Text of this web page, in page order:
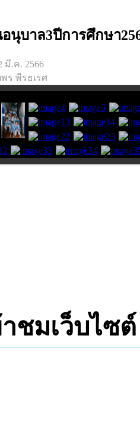
นุบาล3ปีการศึกษา
มี.ค. 2566
ร พีรธเรศ
ชมเว็บไซต์